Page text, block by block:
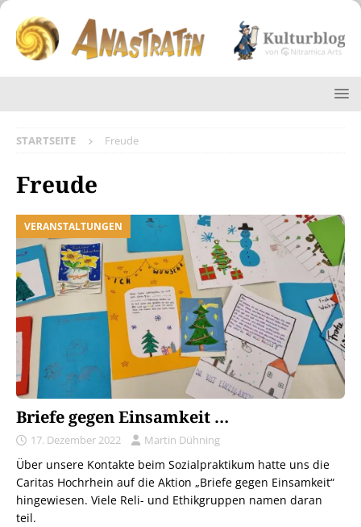
STARTSEITE Freude
Freude
VERANSTALTUNGEN
Briefe gegen Einsamkeit …
17. Dezember 2022 Martin Dühning
Über unsere Kontakte beim Sozialpraktikum hatte uns die
Caritas Hochrhein auf die Aktion „Briefe gegen Einsamkeit“
hingewiesen. Viele Reli- und Ethikgruppen namen daran
teil.